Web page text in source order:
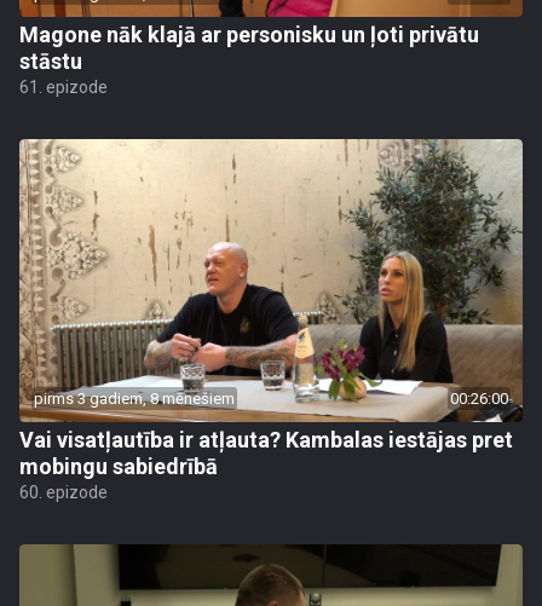
Magone nāk klajā ar personisku un ļoti privātu
stāstu
61. epizode
pirms 3 gadiem, 8 mēnešiem 00:26:00
Vai visatļautība ir atļauta? Kambalas iestājas pret
mobingu sabiedrībā
60. epizode